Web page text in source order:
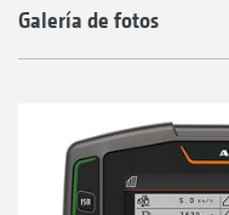
Galería de fotos